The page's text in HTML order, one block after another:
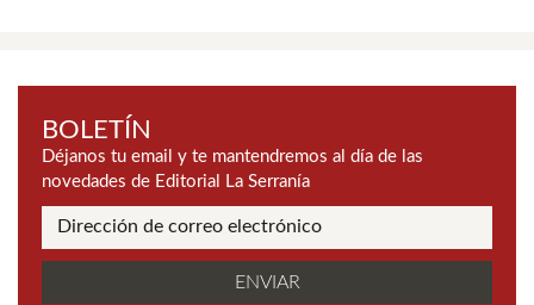
BOLETÍN
Déjanos tu email y te mantendremos al día de las
novedades de Editorial La Serranía